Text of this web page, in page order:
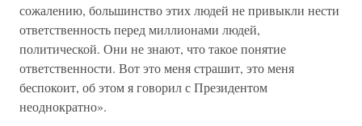
сожалению, большинство этих людей не привыкли нести
ответственность перед миллионами людей,
политической. Они не знают, что такое понятие
ответственности. Вот это меня страшит, это меня
беспокоит, об этом я говорил с Президентом
неоднократно».